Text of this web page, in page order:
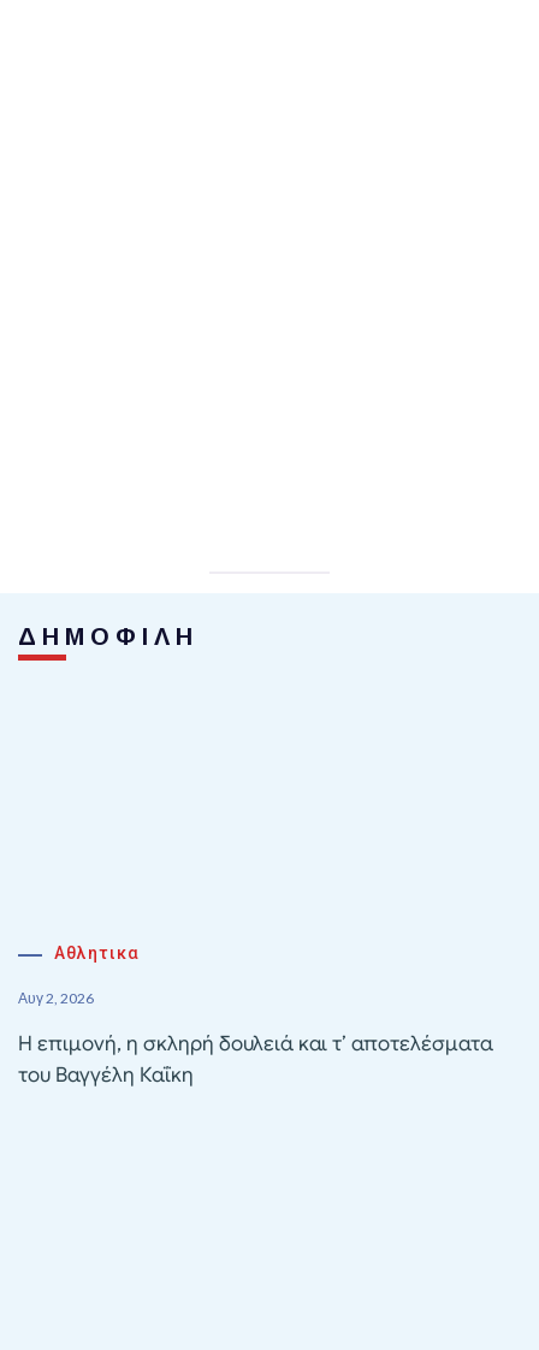
ΔΗΜΟΦΙΛΗ
Αθλητικα
Αυγ 2, 2026
Η επιμονή, η σκληρή δουλειά και τ’ αποτελέσματα
του Βαγγέλη Καΐκη